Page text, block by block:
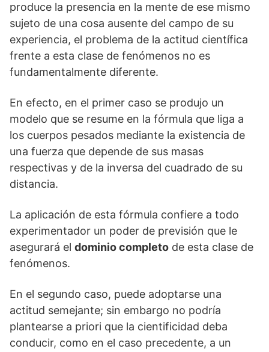
produce la presencia en la mente de ese mismo
sujeto de una cosa ausente del campo de su
experiencia, el problema de la actitud científica
frente a esta clase de fenómenos no es
fundamentalmente diferente.
En efecto, en el primer caso se produjo un
modelo que se resume en la fórmula que liga a
los cuerpos pesados mediante la existencia de
una fuerza que depende de sus masas
respectivas y de la inversa del cuadrado de su
distancia.
La aplicación de esta fórmula confiere a todo
experimentador un poder de previsión que le
asegurará el dominio completo de esta clase de
fenómenos.
En el segundo caso, puede adoptarse una
actitud semejante; sin embargo no podría
plantearse a priori que la cientificidad deba
conducir, como en el caso precedente, a un